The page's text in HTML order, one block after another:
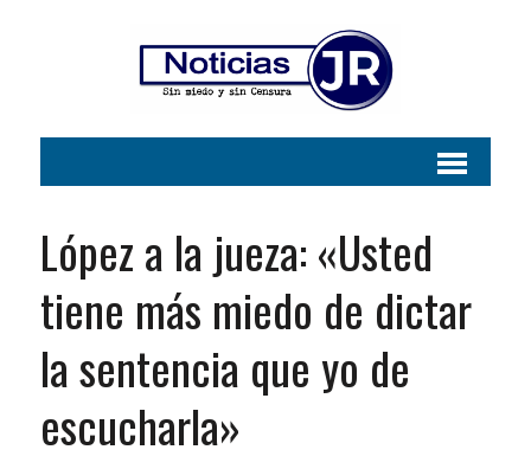
López a la jueza: «Usted
tiene más miedo de dictar
la sentencia que yo de
escucharla»